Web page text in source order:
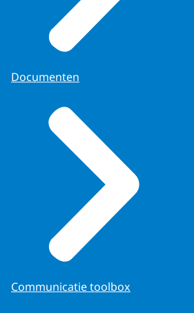
Documenten
Communicatie toolbox